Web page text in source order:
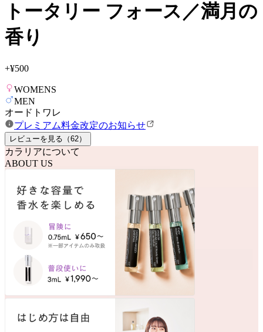
トータリー フォース／満月の
香り
+¥500
WOMENS
MEN
オードトワレ
プレミアム料金改定のお知らせ
レビューを見る（62）
カラリアについて
ABOUT US